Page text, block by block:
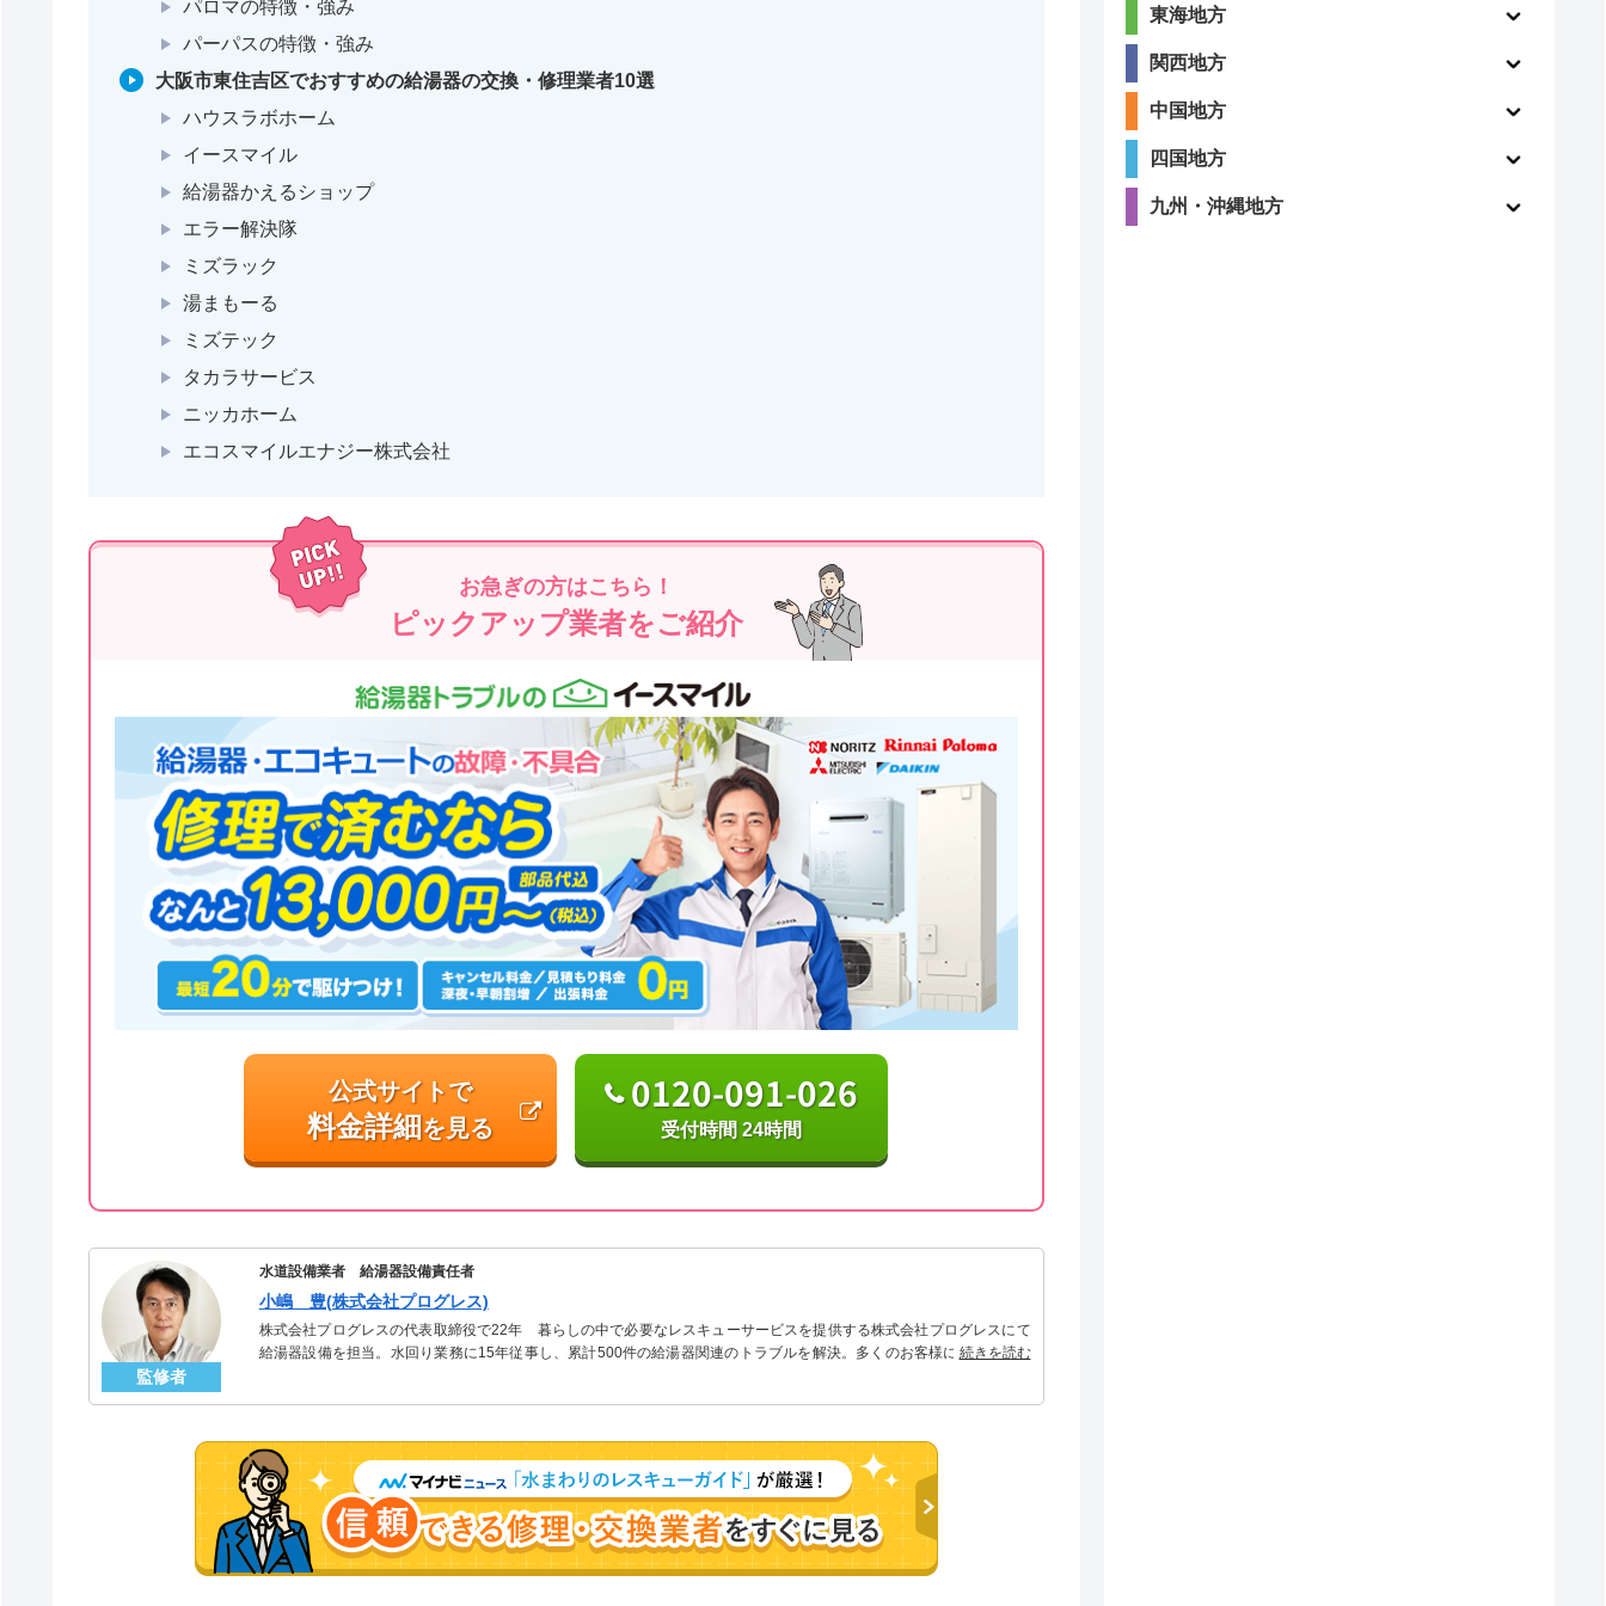
パロマの特徴・強み
パーパスの特徴・強み
大阪市東住吉区でおすすめの給湯器の交換・修理業者10選
ハウスラボホーム
イースマイル
給湯器かえるショップ
エラー解決隊
ミズラック
湯まもーる
ミズテック
タカラサービス
ニッカホーム
エコスマイルエナジー株式会社
お急ぎの方はこちら！
ピックアップ業者をご紹介
公式サイトで
料金詳細を見る
0120-091-026
受付時間 24時間
監修者
水道設備業者 給湯器設備責任者
小嶋 豊(株式会社プログレス)
株式会社プログレスの代表取締役で22年 暮らしの中で必要なレスキューサービスを提供する株式会社プログレスにて
給湯器設備を担当。水回り業務に15年従事し、累計500件の給湯器関連のトラブルを解決。多くのお客様に信頼される
続きを読む
東海地方
関西地方
中国地方
四国地方
九州・沖縄地方